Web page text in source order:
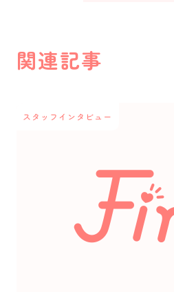
関連記事
スタッフインタビュー